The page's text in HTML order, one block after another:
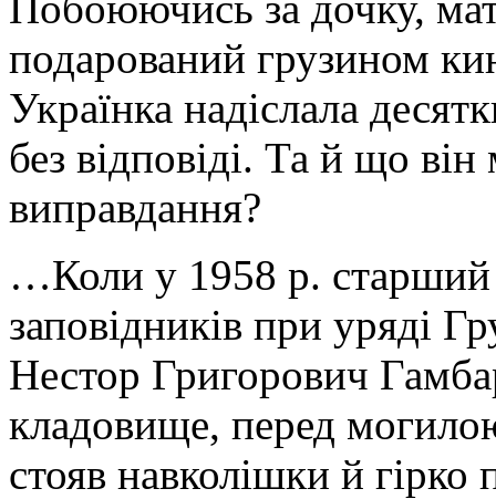
подарований грузином
Українка надіслала
без відповіді. Та й що
виправдання?
…Коли у 1958 р. старший
заповідників при уряді
Нестор Григорович
кладовище, перед
стояв навколішки й гірко